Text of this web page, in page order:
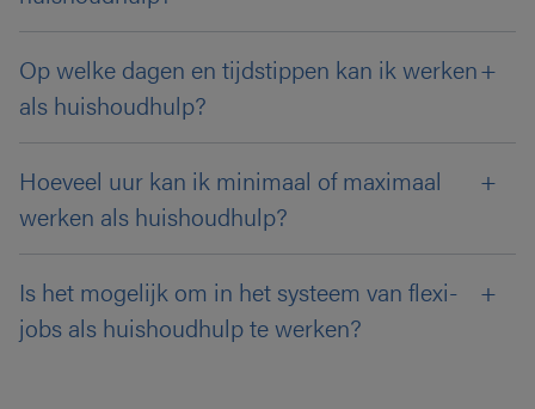
Op welke dagen en tijdstippen kan ik werken
als huishoudhulp?
Hoeveel uur kan ik minimaal of maximaal
werken als huishoudhulp?
Is het mogelijk om in het systeem van flexi-
jobs als huishoudhulp te werken?